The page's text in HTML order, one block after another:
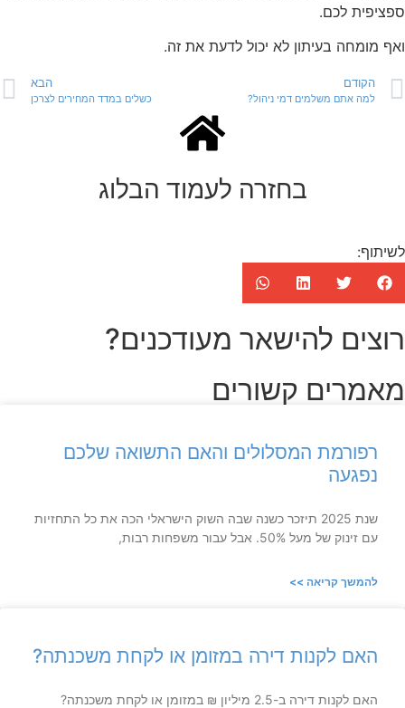
ספציפית לכם.
ואף מומחה בעיתון לא יכול לדעת את זה.
הקודם
למה אתם משלמים דמי ניהול?
הבא
כשלים במדד המחירים לצרכן
בחזרה לעמוד הבלוג
לשיתוף:
רוצים להישאר מעודכנים?
מאמרים קשורים
רפורמת המסלולים והאם התשואה שלכם
נפגעה
שנת 2025 תיזכר כשנה שבה השוק הישראלי הכה את כל התחזיות
עם זינוק של מעל 50%. אבל עבור משפחות רבות,
להמשך קריאה >>
האם לקנות דירה במזומן או לקחת משכנתה?
האם לקנות דירה ב-2.5 מיליון ₪ במזומן או לקחת משכנתה?